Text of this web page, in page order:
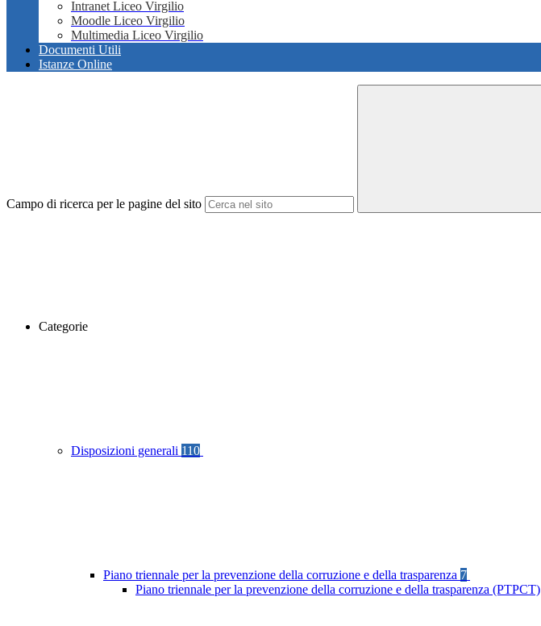
Intranet Liceo Virgilio
Moodle Liceo Virgilio
Multimedia Liceo Virgilio
Documenti Utili
Istanze Online
Campo di ricerca per le pagine del sito
Categorie
Disposizioni generali 110
Piano triennale per la prevenzione della corruzione e della trasparenza 7
Piano triennale per la prevenzione della corruzione e della trasparenza (PTPCT)